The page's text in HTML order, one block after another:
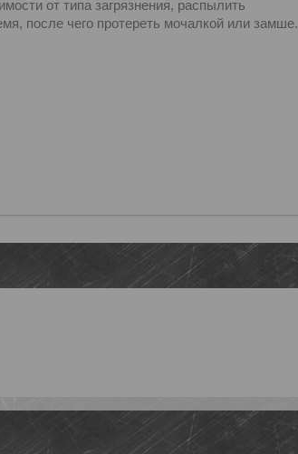
от типа загрязнения, распылить
после чего протереть мочалкой или замше.